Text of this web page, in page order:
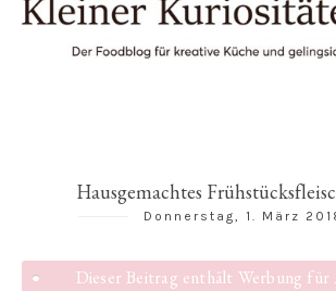
Hausgemachtes
Donnerstag, 1. März
Dieser Beitrag enthält Werbung für